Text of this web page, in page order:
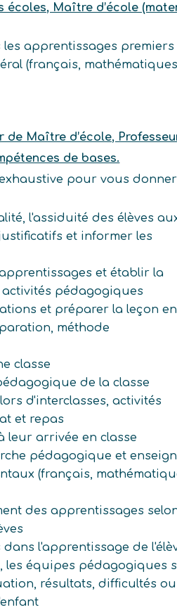
écoles, Maître d’école
les apprentissages
(français,
Maître d’école,
de bases.
pour vous
l'assiduité des élèves
et informer les
et établir la
pédagogiques
et préparer la leçon en
méthode
classe
de la classe
d'interclasses, activités
et repas
leur arrivée en classe
pédagogique et
(français,
des apprentissages
l'apprentissage de
les équipes pédagogiques
résultats, difficultés ou